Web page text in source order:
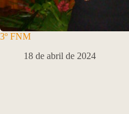
3º FNM
18 de abril de 2024